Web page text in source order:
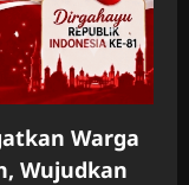
Warga
Wujudkan